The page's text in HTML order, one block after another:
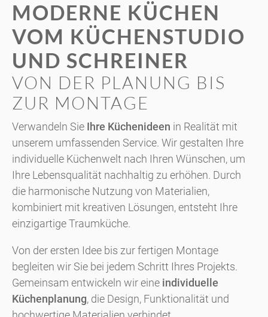
MODERNE KÜCHEN
VOM KÜCHENSTUDIO
UND SCHREINER
VON DER PLANUNG BIS
ZUR MONTAGE
Verwandeln Sie Ihre Küchenideen in Realität mit
unserem umfassenden Service. Wir gestalten Ihre
individuelle Küchenwelt nach Ihren Wünschen, um
Ihre Lebensqualität nachhaltig zu erhöhen. Durch
die harmonische Nutzung von Materialien,
kombiniert mit kreativen Lösungen, entsteht Ihre
einzigartige Traumküche.
Von der ersten Idee bis zur fertigen Montage
begleiten wir Sie bei jedem Schritt Ihres Projekts.
Gemeinsam entwickeln wir eine individuelle
Küchenplanung, die Design, Funktionalität und